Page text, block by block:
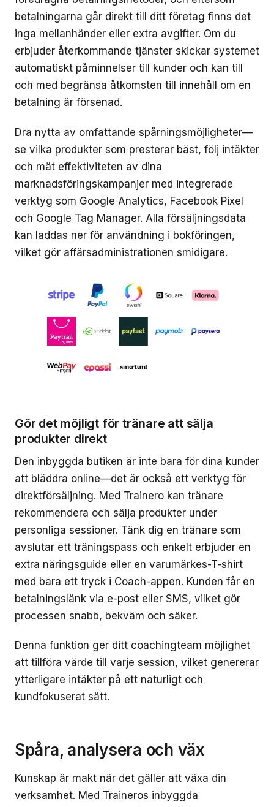
betalningarna går direkt till ditt företag finns det
inga mellanhänder eller extra avgifter. Om du
erbjuder återkommande tjänster skickar systemet
automatiskt påminnelser till kunder och kan till
och med begränsa åtkomsten till innehåll om en
betalning är försenad.
Dra nytta av omfattande spårningsmöjligheter—
se vilka produkter som presterar bäst, följ intäkter
och mät effektiviteten av dina
marknadsföringskampanjer med integrerade
verktyg som Google Analytics, Facebook Pixel
och Google Tag Manager. Alla försäljningsdata
kan laddas ner för användning i bokföringen,
vilket gör affärsadministrationen smidigare.
Gör det möjligt för tränare att sälja
produkter direkt
Den inbyggda butiken är inte bara för dina kunder
att bläddra online—det är också ett verktyg för
direktförsäljning. Med Trainero kan tränare
rekommendera och sälja produkter under
personliga sessioner. Tänk dig en tränare som
avslutar ett träningspass och enkelt erbjuder en
extra näringsguide eller en varumärkes-T-shirt
med bara ett tryck i Coach-appen. Kunden får en
betalningslänk via e-post eller SMS, vilket gör
processen snabb, bekväm och säker.
Denna funktion ger ditt coachingteam möjlighet
att tillföra värde till varje session, vilket genererar
ytterligare intäkter på ett naturligt och
kundfokuserat sätt.
Spåra, analysera och väx
Kunskap är makt när det gäller att växa din
verksamhet. Med Traineros inbyggda